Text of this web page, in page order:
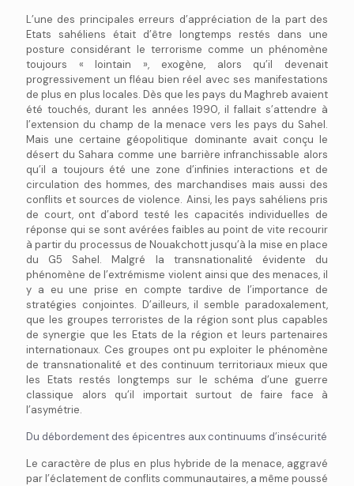
L’une des principales erreurs d’appréciation de la part des
Etats sahéliens était d’être longtemps restés dans une
posture considérant le terrorisme comme un phénomène
toujours « lointain », exogène, alors qu’il devenait
progressivement un fléau bien réel avec ses manifestations
de plus en plus locales. Dès que les pays du Maghreb avaient
été touchés, durant les années 1990, il fallait s’attendre à
l’extension du champ de la menace vers les pays du Sahel.
Mais une certaine géopolitique dominante avait conçu le
désert du Sahara comme une barrière infranchissable alors
qu’il a toujours été une zone d’infinies interactions et de
circulation des hommes, des marchandises mais aussi des
conflits et sources de violence. Ainsi, les pays sahéliens pris
de court, ont d’abord testé les capacités individuelles de
réponse qui se sont avérées faibles au point de vite recourir
à partir du processus de Nouakchott jusqu’à la mise en place
du G5 Sahel. Malgré la transnationalité évidente du
phénomène de l’extrémisme violent ainsi que des menaces, il
y a eu une prise en compte tardive de l’importance de
stratégies conjointes. D’ailleurs, il semble paradoxalement,
que les groupes terroristes de la région sont plus capables
de synergie que les Etats de la région et leurs partenaires
internationaux. Ces groupes ont pu exploiter le phénomène
de transnationalité et des continuum territoriaux mieux que
les Etats restés longtemps sur le schéma d’une guerre
classique alors qu’il importait surtout de faire face à
l’asymétrie.
Du débordement des épicentres aux continuums d’insécurité
Le caractère de plus en plus hybride de la menace, aggravé
par l’éclatement de conflits communautaires, a même poussé